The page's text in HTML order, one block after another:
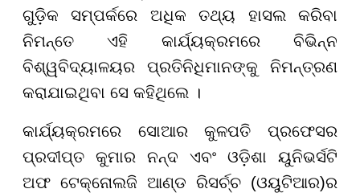
ଗୁଡ଼ିକ ସମ୍ପର୍କରେ ଅଧିକ ତଥ୍ୟ ହାସଲ କରିବା
ନିମନ୍ତେ ଏହି କାର୍ଯ୍ୟକ୍ରମରେ ବିଭିନ୍ନ
ବିଶ୍ୱବିଦ୍ୟାଳୟର ପ୍ରତିନିଧିମାନଙ୍କୁ ନିମନ୍ତ୍ରଣ
କରାଯାଇଥିବା ସେ କହିଥିଲେ ।
କାର୍ଯ୍ୟକ୍ରମରେ ସୋଆର କୁଳପତି ପ୍ରଫେସର
ପ୍ରଦୀପ୍ତ କୁମାର ନନ୍ଦ ଏବଂ ଓଡ଼ିଶା ୟୁନିଭର୍ସଟି
ଅଫ ଟେକ୍ନୋଲଜି ଆଣ୍ଡ ରିସର୍ଚ୍ଚ (ଓୟୁଟିଆର)ର